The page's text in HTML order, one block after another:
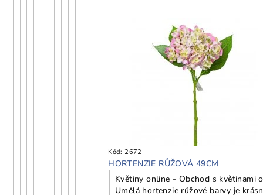
Kód: 2672
HORTENZIE RŮŽOVÁ 49CM
Květiny online - Obchod s květinami
Umělá hortenzie růžové barvy je